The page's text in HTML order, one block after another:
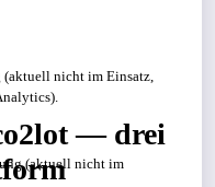
— drei
(aktuell nicht im Einsatz,
(aktuell nicht im